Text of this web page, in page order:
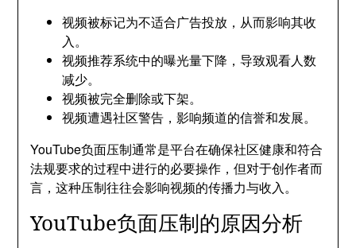
视频被标记为不适合广告投放，从而影响其收
入。
视频推荐系统中的曝光量下降，导致观看人数
减少。
视频被完全删除或下架。
视频遭遇社区警告，影响频道的信誉和发展。
YouTube负面压制通常是平台在确保社区健康和符合
法规要求的过程中进行的必要操作，但对于创作者而
言，这种压制往往会影响视频的传播力与收入。
YouTube负面压制的原因分析